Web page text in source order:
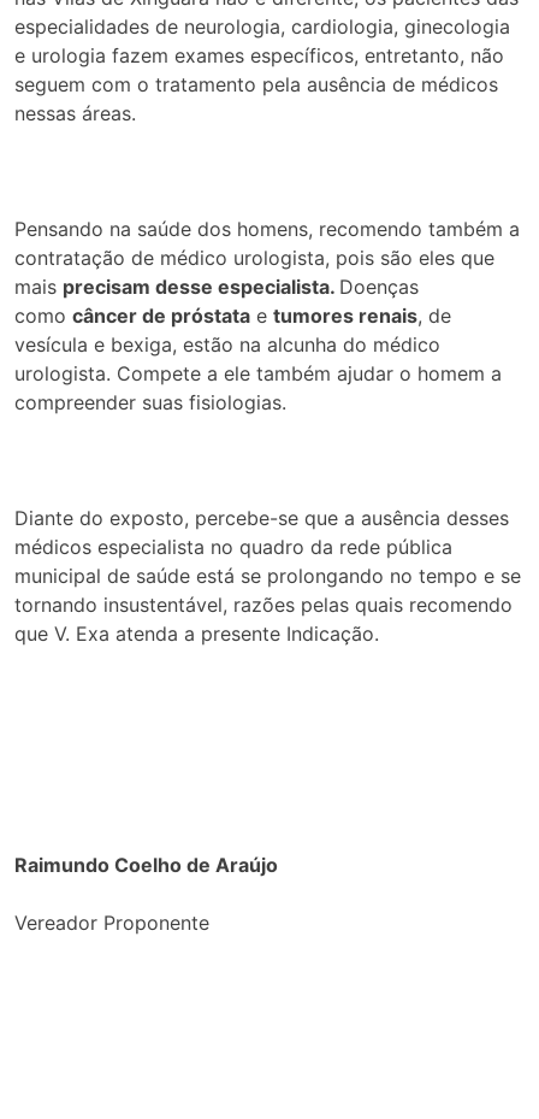
especialidades de neurologia, cardiologia, ginecologia
e urologia fazem exames específicos, entretanto, não
seguem com o tratamento pela ausência de médicos
nessas áreas.
Pensando na saúde dos homens, recomendo também a
contratação de médico urologista, pois são eles que
mais precisam desse especialista. Doenças
como câncer de próstata e tumores renais, de
vesícula e bexiga, estão na alcunha do médico
urologista. Compete a ele também ajudar o homem a
compreender suas fisiologias.
Diante do exposto, percebe-se que a ausência desses
médicos especialista no quadro da rede pública
municipal de saúde está se prolongando no tempo e se
tornando insustentável, razões pelas quais recomendo
que V. Exa atenda a presente Indicação.
Raimundo Coelho de Araújo
Vereador Proponente